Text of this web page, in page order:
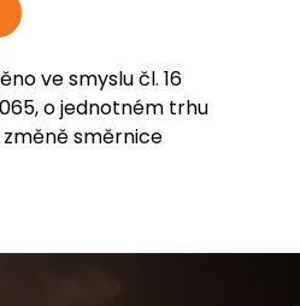
ve smyslu čl. 16
o jednotném trhu
směrnice